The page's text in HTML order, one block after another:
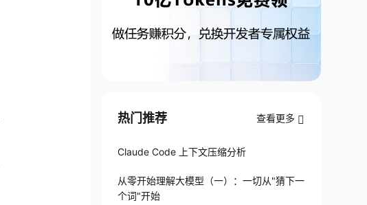
热门推荐 查看更多
Claude Code 上下文压缩分析
从零开始理解大模型（一）：一切从"猜下一
个词"开始